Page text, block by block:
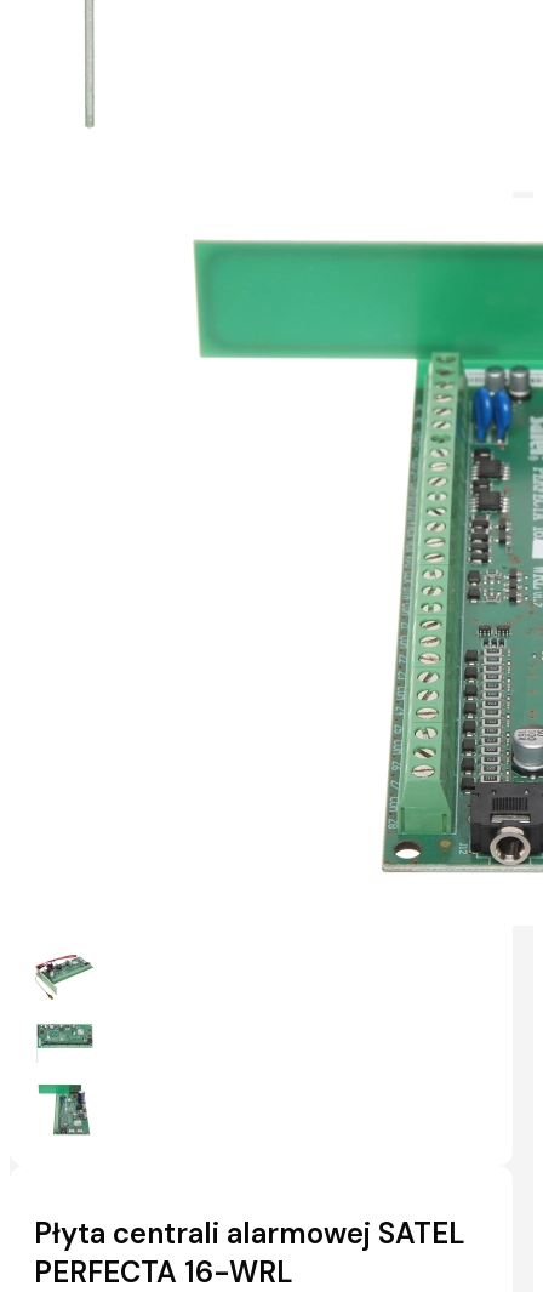
Płyta centrali alarmowej SATEL
PERFECTA 16-WRL